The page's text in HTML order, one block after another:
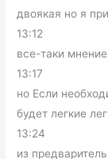
двоякая но я
13:12
все-таки
13:17
но Если
будет легкие
13:24
из